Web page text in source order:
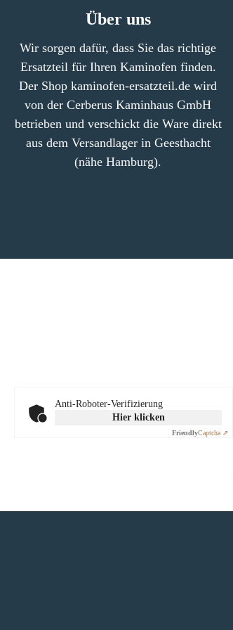
Über uns
Wir sorgen dafür, dass Sie das richtige
Ersatzteil für Ihren Kaminofen finden.
Der Shop kaminofen-ersatzteil.de wird
von der Cerberus Kaminhaus GmbH
betrieben und verschickt die Ware direkt
aus dem Versandlager in Geesthacht
(nähe Hamburg).
Anti-Roboter-Verifizierung
Hier klicken
FriendlyCaptcha ⇗